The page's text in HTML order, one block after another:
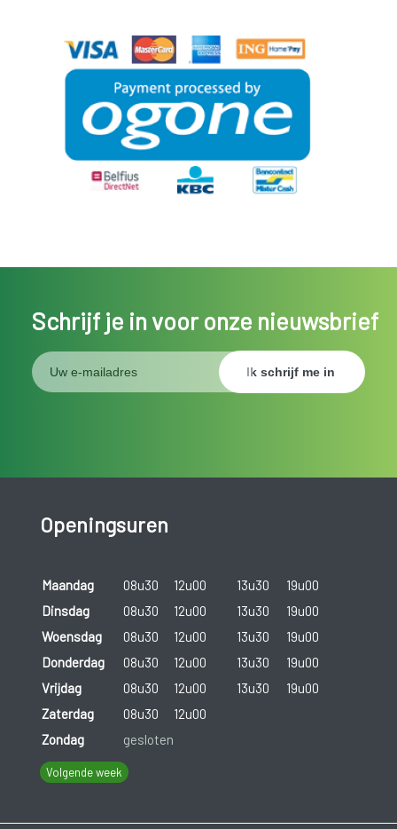
Schrijf je in voor onze nieuwsbrief
Openingsuren
Maandag 08u30 12u00 13u30
19u00
Dinsdag
08u30 12u00 13u30
19u00
Woensdag
08u30 12u00 13u30
19u00
Donderdag
08u30 12u00 13u30
19u00
Vrijdag
08u30 12u00 13u30
19u00
Zaterdag
08u30
12u00
Zondag
gesloten
Volgende week